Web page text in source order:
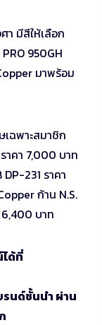
า มีสีให้เลือก
950GH
มาพร้อม
เฉพาะสมาชิก
าคา 7,000 บาท
231 ราคา
ก้าน N.S.
บาท
ด้ที่
นด์ชั้นนำ ผ่าน